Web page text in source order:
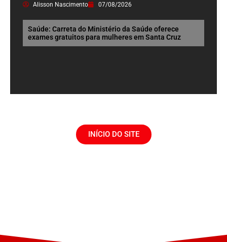
Alisson Nascimento 07/08/2026
Saúde: Carreta do Ministério da Saúde oferece
exames gratuitos para mulheres em Santa Cruz
INÍCIO DO SITE